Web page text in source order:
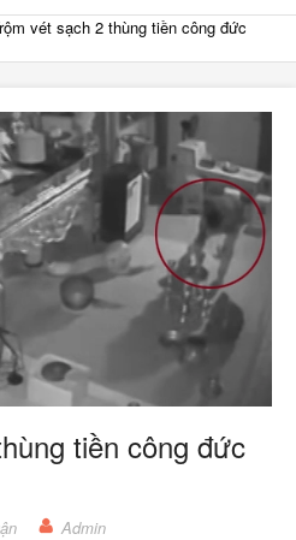
vét sạch 2 thùng tiền công đức
tiền công đức
Admin